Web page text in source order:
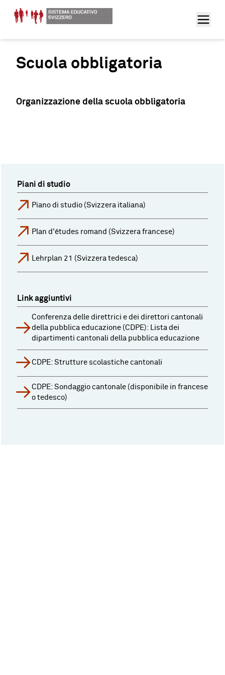
Scuola obbligatoria
Organizzazione della scuola obbligatoria
Piani di studio
Piano di studio (Svizzera italiana)
Plan d'études romand (Svizzera francese)
Lehrplan 21 (Svizzera tedesca)
Link aggiuntivi
Conferenza delle direttrici e dei direttori cantonali
della pubblica educazione (CDPE): Lista dei
dipartimenti cantonali della pubblica educazione
CDPE: Strutture scolastiche cantonali
CDPE: Sondaggio cantonale (disponibile in francese
o tedesco)